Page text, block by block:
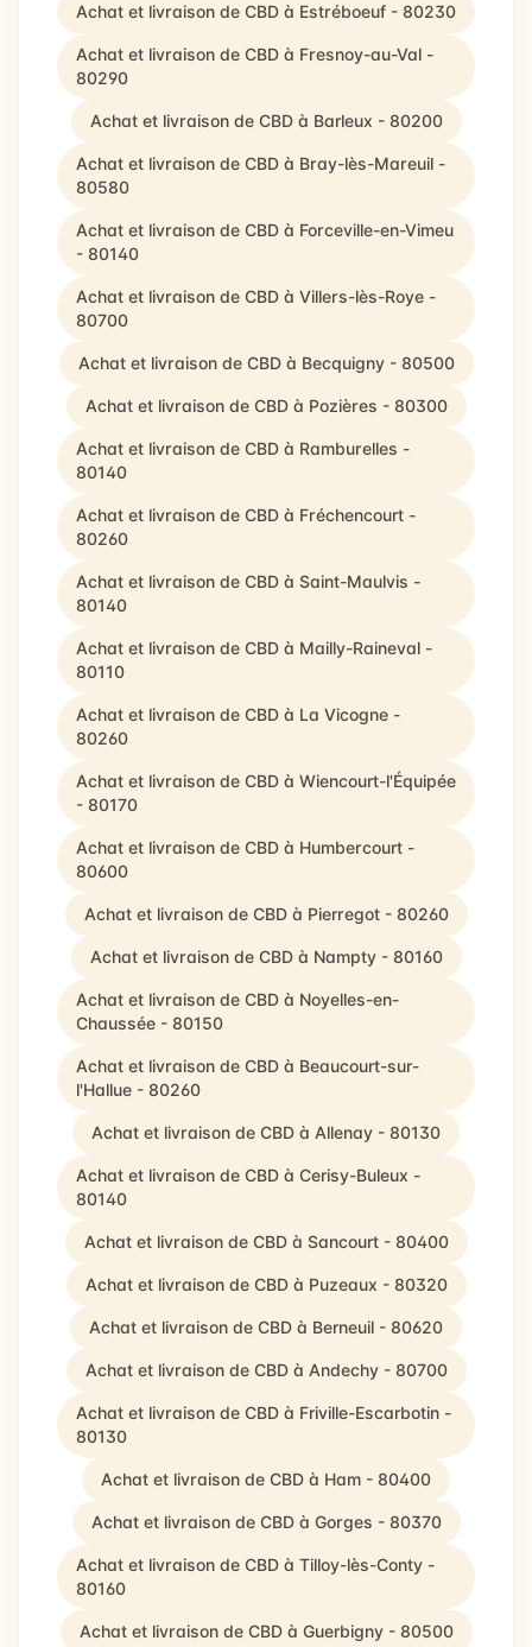
Achat et livraison de CBD à Estréboeuf - 80230
Achat et livraison de CBD à Fresnoy-au-Val -
80290
Achat et livraison de CBD à Barleux - 80200
Achat et livraison de CBD à Bray-lès-Mareuil -
80580
Achat et livraison de CBD à Forceville-en-Vimeu
- 80140
Achat et livraison de CBD à Villers-lès-Roye -
80700
Achat et livraison de CBD à Becquigny - 80500
Achat et livraison de CBD à Pozières - 80300
Achat et livraison de CBD à Ramburelles -
80140
Achat et livraison de CBD à Fréchencourt -
80260
Achat et livraison de CBD à Saint-Maulvis -
80140
Achat et livraison de CBD à Mailly-Raineval -
80110
Achat et livraison de CBD à La Vicogne -
80260
Achat et livraison de CBD à Wiencourt-l'Équipée
- 80170
Achat et livraison de CBD à Humbercourt -
80600
Achat et livraison de CBD à Pierregot - 80260
Achat et livraison de CBD à Nampty - 80160
Achat et livraison de CBD à Noyelles-en-
Chaussée - 80150
Achat et livraison de CBD à Beaucourt-sur-
l'Hallue - 80260
Achat et livraison de CBD à Allenay - 80130
Achat et livraison de CBD à Cerisy-Buleux -
80140
Achat et livraison de CBD à Sancourt - 80400
Achat et livraison de CBD à Puzeaux - 80320
Achat et livraison de CBD à Berneuil - 80620
Achat et livraison de CBD à Andechy - 80700
Achat et livraison de CBD à Friville-Escarbotin -
80130
Achat et livraison de CBD à Ham - 80400
Achat et livraison de CBD à Gorges - 80370
Achat et livraison de CBD à Tilloy-lès-Conty -
80160
Achat et livraison de CBD à Guerbigny - 80500